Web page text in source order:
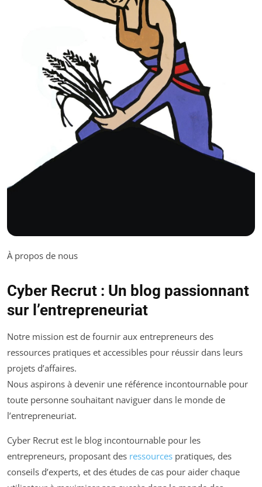
À propos de nous
Cyber Recrut : Un blog passionnant
sur l’entrepreneuriat
Notre mission est de fournir aux entrepreneurs des
ressources pratiques et accessibles pour réussir dans leurs
projets d’affaires.
Nous aspirons à devenir une référence incontournable pour
toute personne souhaitant naviguer dans le monde de
l’entrepreneuriat.
Cyber Recrut est le blog incontournable pour les
entrepreneurs, proposant des ressources pratiques, des
conseils d’experts, et des études de cas pour aider chaque